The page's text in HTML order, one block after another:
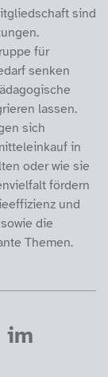
sind
für
senken
lassen.
sich
in
oder wie sie
fördern
und
die
Themen.
im